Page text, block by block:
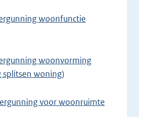
woonfunctie
woonvorming
woning)
voor woonruimte